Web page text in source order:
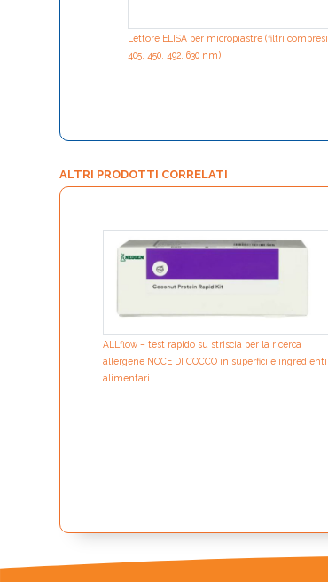
Lettore ELISA per micropiastre (filtri compresi
405, 450, 492, 630 nm)
ALTRI PRODOTTI CORRELATI
ALLflow – test rapido su striscia per la ricerca
allergene NOCE DI COCCO in superfici e ingredienti
alimentari